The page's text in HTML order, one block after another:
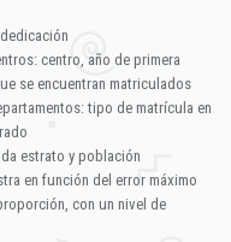
centro, año de primera
se encuentran matriculados
tipo de matrícula en
estrato y población
en función del error máximo
con un nivel de